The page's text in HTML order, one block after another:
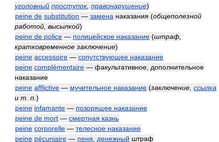
уголовный проступок правонарушение)
peine de substitution — замена наказания (общеполезной
работой, высылкой)
peine de police — полицейское наказание (штраф,
кратковременное заключение)
peine accessoire — сопутствующее наказание
peine complémentaire — факультативное, дополнительное
наказание
peine afflictive — мучительное наказание (заключение, ссылка
и т. п. )
peine infamante — позорящее наказание
peine de mort — смертная казнь
peine corporelle — телесное наказание
peine pécuniaire — пеня денежный штраф